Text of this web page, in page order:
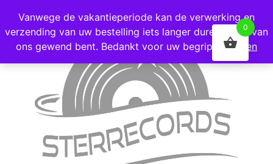
Voor 16:00 besteld = vandaag verzonden!
Vanwege de vakantieperiode kan de verwerking en
verzending van uw bestelling iets langer duren dan u van
ons gewend bent. Bedankt voor uw begrip!
Negeren
0